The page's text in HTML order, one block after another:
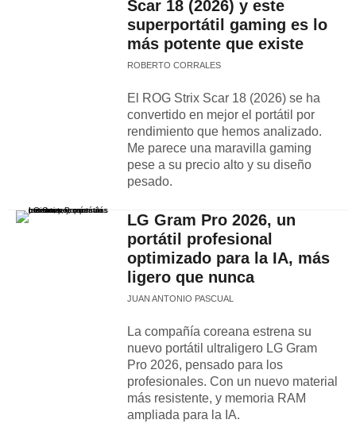
Scar 18 (2026) y este
superportátil gaming es lo
más potente que existe
ROBERTO CORRALES
El ROG Strix Scar 18 (2026) se ha
convertido en mejor el portátil por
rendimiento que hemos analizado.
Me parece una maravilla gaming
pese a su precio alto y su diseño
pesado.
LG Gram Pro 2026, un
portátil profesional
optimizado para la IA, más
ligero que nunca
JUAN ANTONIO PASCUAL
La compañía coreana estrena su
nuevo portátil ultraligero LG Gram
Pro 2026, pensado para los
profesionales. Con un nuevo material
más resistente, y memoria RAM
ampliada para la IA.